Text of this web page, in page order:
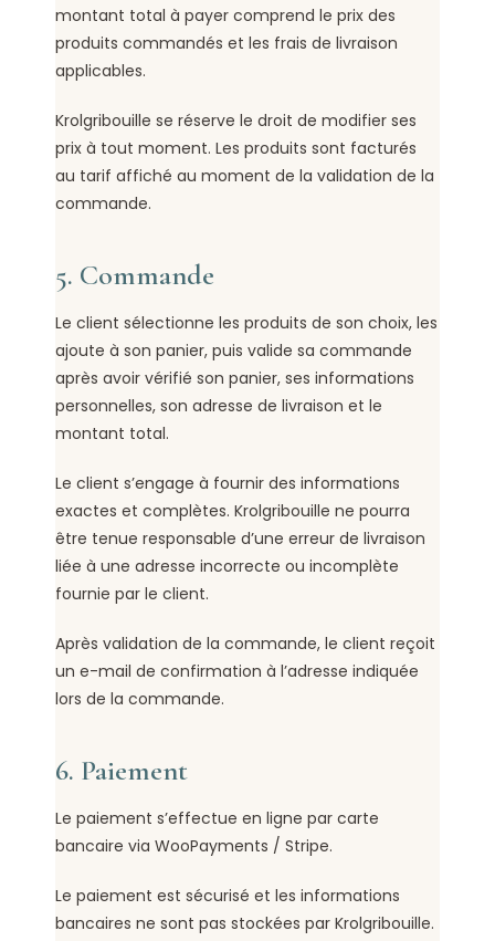
montant total à payer comprend le prix des
produits commandés et les frais de livraison
applicables.
Krolgribouille se réserve le droit de modifier ses
prix à tout moment. Les produits sont facturés
au tarif affiché au moment de la validation de la
commande.
5. Commande
Le client sélectionne les produits de son choix, les
ajoute à son panier, puis valide sa commande
après avoir vérifié son panier, ses informations
personnelles, son adresse de livraison et le
montant total.
Le client s’engage à fournir des informations
exactes et complètes. Krolgribouille ne pourra
être tenue responsable d’une erreur de livraison
liée à une adresse incorrecte ou incomplète
fournie par le client.
Après validation de la commande, le client reçoit
un e-mail de confirmation à l’adresse indiquée
lors de la commande.
6. Paiement
Le paiement s’effectue en ligne par carte
bancaire via WooPayments / Stripe.
Le paiement est sécurisé et les informations
bancaires ne sont pas stockées par Krolgribouille.